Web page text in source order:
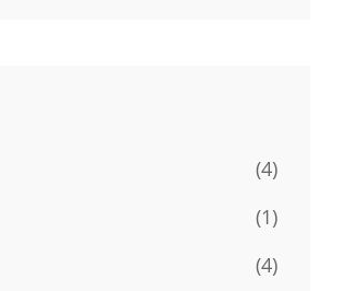
(4)
(1)
(4)